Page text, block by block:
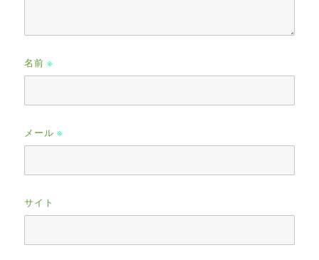
名前※
メール※
サイト